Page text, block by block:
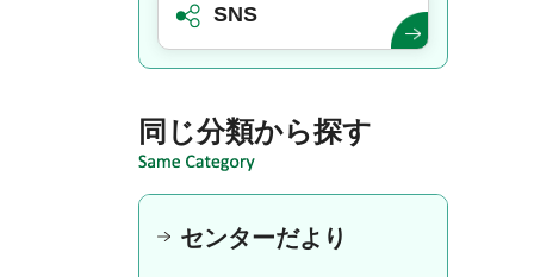
SNS
同じ分類から探す
センターだより